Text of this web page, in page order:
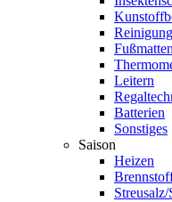
Reinigung
Fußmatten
Leitern
Batterien
Sonstiges
Saison
Heizen